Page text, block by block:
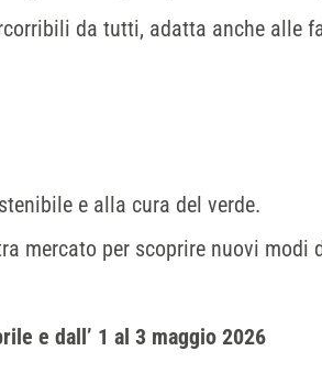
da tutti, adatta anche alle
e alla cura del verde.
mercato per scoprire nuovi modi
e dall’ 1 al 3 maggio 2026